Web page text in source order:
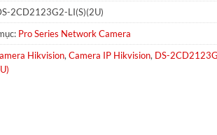
2CD2123G2-LI(S)(2U)
Pro Series Network Camera
Hikvision,Camera IP Hikvision, DS-